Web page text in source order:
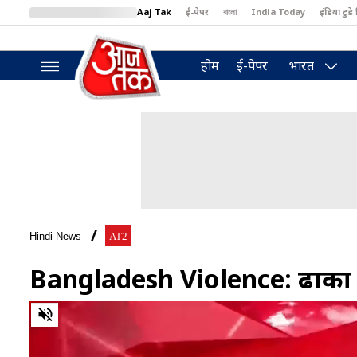
Aaj Tak ई-पेपर বাংলা India Today इंडिया टुडे
BT Bazaar
होम ई-पेपर भारत
Hindi News AT2
Bangladesh Violence:
0
of
8